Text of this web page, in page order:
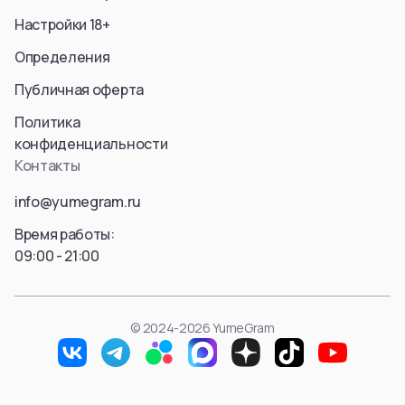
Himmel
Yubel
Friren
Marcille Donato
Смотреть все
Смотреть все
Настройки 18+
Определения
Публичная оферта
Политика
конфиденциальности
Контакты
info@yumegram.ru
Время работы:
09:00 - 21:00
© 2024-2026 YumeGram